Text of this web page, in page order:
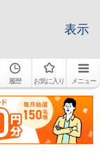
表示
履歴 お気に入り メニュー